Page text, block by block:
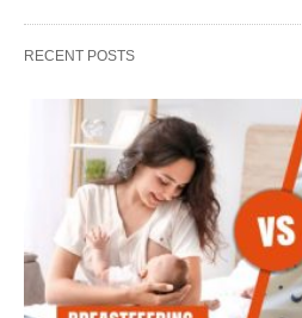
RECENT POSTS